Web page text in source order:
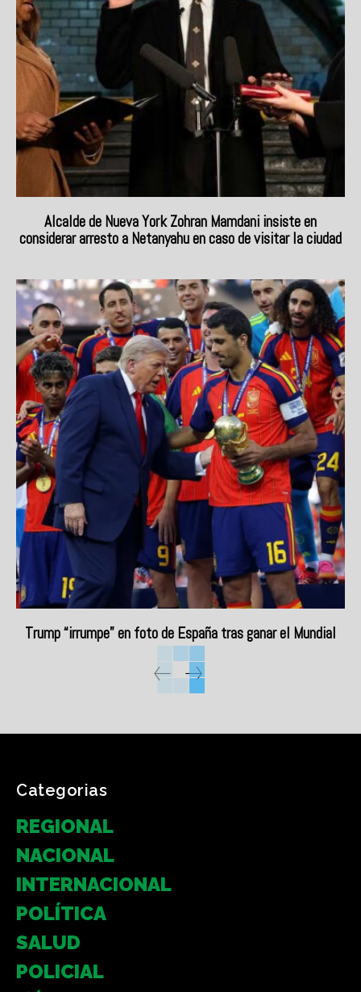
Alcalde de Nueva York Zohran Mamdani insiste en
considerar arresto a Netanyahu en caso de visitar la ciudad
Trump “irrumpe” en foto de España tras ganar el Mundial
Categorias
REGIONAL
NACIONAL
INTERNACIONAL
POLÍTICA
SALUD
POLICIAL